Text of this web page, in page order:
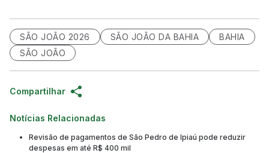
SÃO JOÃO 2026 SÃO JOÃO DA BAHIA
BAHIA
SÃO JOÃO
Compartilhar
Notícias Relacionadas
Revisão de pagamentos de São Pedro de Ipiaú pode reduzir
despesas em até R$ 400 mil